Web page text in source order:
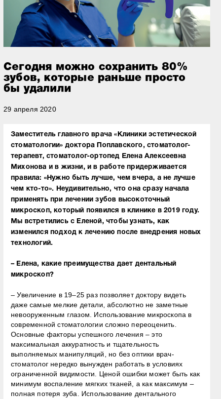
Сегодня можно сохранить 80%
зубов, которые раньше просто
бы удалили
29 апреля 2020
Заместитель главного врача «Клиники эстетической
стоматологии» доктора Поплавского, стоматолог-
терапевт, стоматолог-ортопед Елена Алексеевна
Михонова и в жизни, и в работе придерживается
правила: «Нужно быть лучше, чем вчера, а не лучше
чем кто-то». Неудивительно, что она сразу начала
применять при лечении зубов высокоточный
микроскоп, который появился в клинике в 2019 году.
Мы встретились с Еленой, чтобы узнать, как
изменился подход к лечению после внедрения новых
технологий.
– Елена, какие преимущества дает дентальный
микроскоп?
– Увеличение в 19–25 раз позволяет доктору видеть
даже самые мелкие детали, абсолютно не заметные
невооруженным глазом. Использование микроскопа в
современной стоматологии сложно переоценить.
Основные факторы успешного лечения – это
максимальная аккуратность и тщательность
выполняемых манипуляций, но без оптики врач-
стоматолог нередко вынужден работать в условиях
ограниченной видимости. Ценой ошибки может быть как
минимум воспаление мягких тканей, а как максимум –
полная потеря зуба. Использование дентального